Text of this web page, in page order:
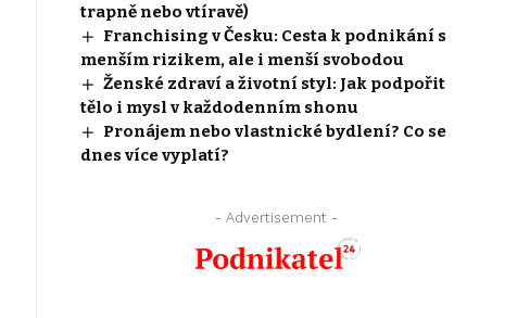
trapně nebo vtíravě)
Franchising v Česku: Cesta k podnikání s
menším rizikem, ale i menší svobodou
Ženské zdraví a životní styl: Jak podpořit
tělo i mysl v každodenním shonu
Pronájem nebo vlastnické bydlení? Co se
dnes více vyplatí?
- Advertisement -